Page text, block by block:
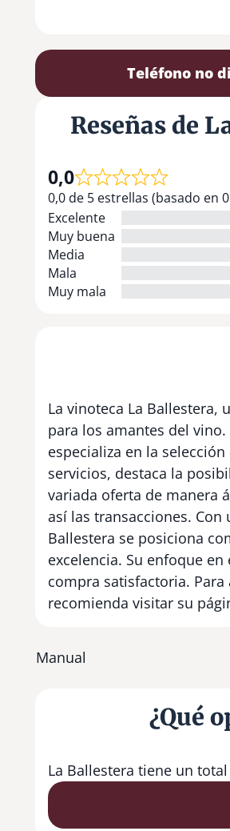
Teléfono no
Reseñas de
0,0
0,0 de 5 estrellas (basado en
Excelente
Muy buena
Media
Mala
Muy mala
La vinoteca La Ballestera,
para los amantes del vino.
especializa en la
servicios, destaca la
variada oferta de manera
así las transacciones.
Ballestera se posiciona
excelencia. Su enfoque
compra satisfactoria.
recomienda visitar su
Manual
¿Qué
La Ballestera tiene un